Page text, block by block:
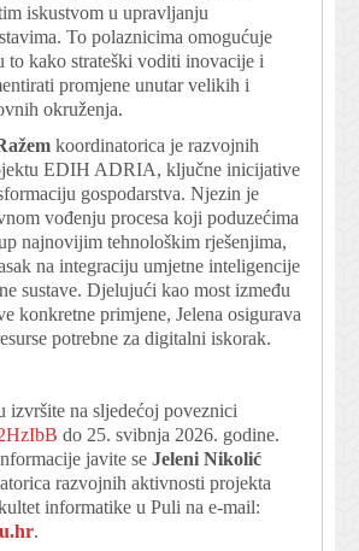
iskustvom u upravljanju
To polaznicima omogućuje
to kako strateški voditi inovacije i
promjene unutar velikih i
okruženja.
koordinatorica je razvojnih
EDIH ADRIA, ključne inicijative
gospodarstva. Njezin je
vođenju procesa koji poduzećima
najnovijim tehnološkim rješenjima,
na integraciju umjetne inteligencije
sustave. Djelujući kao most između
konkretne primjene, Jelena osigurava
potrebne za digitalni iskorak.
izvršite na sljedećoj poveznici
do 25. svibnja 2026. godine.
javite se Jeleni Nikolić
razvojnih aktivnosti projekta
informatike u Puli na e-mail:
.